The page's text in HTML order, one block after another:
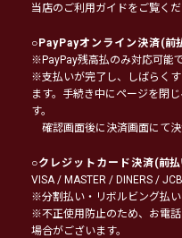
当店のご利用ガイドをご覧く
○PayPayオンライン決済(前
※PayPay残高払のみ対応可能
※支払いが完了し、しばらく
ます。手続き中にページを閉
す。
確認画面後に決済画面にて決
○クレジットカード決済(前
VISA / MASTER / DINERS /
※分割払い・リボルビング払い
※不正使用防止のため、お電
場合がございます。